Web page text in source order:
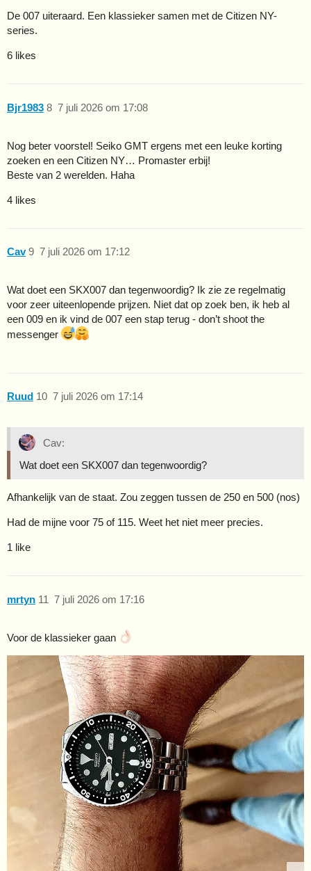
De 007 uiteraard. Een klassieker samen met de Citizen NY-
series.
6 likes
Bjr1983 7 juli 2026 om 17:08
8
Nog beter voorstel! Seiko GMT ergens met een leuke korting
zoeken en een Citizen NY… Promaster erbij!
Beste van 2 werelden. Haha
4 likes
Cav 7 juli 2026 om 17:12
9
Wat doet een SKX007 dan tegenwoordig? Ik zie ze regelmatig
voor zeer uiteenlopende prijzen. Niet dat op zoek ben, ik heb al
een 009 en ik vind de 007 een stap terug - don’t shoot the
messenger
Ruud 7 juli 2026 om 17:14
10
Cav:
Wat doet een SKX007 dan tegenwoordig?
Afhankelijk van de staat. Zou zeggen tussen de 250 en 500 (nos)
Had de mijne voor 75 of 115. Weet het niet meer precies.
1 like
mrtyn 7 juli 2026 om 17:16
11
Voor de klassieker gaan